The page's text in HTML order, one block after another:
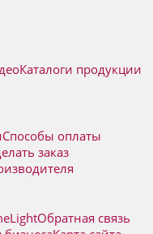
Каталоги продукции
Способы оплаты
заказ
Обратная связь